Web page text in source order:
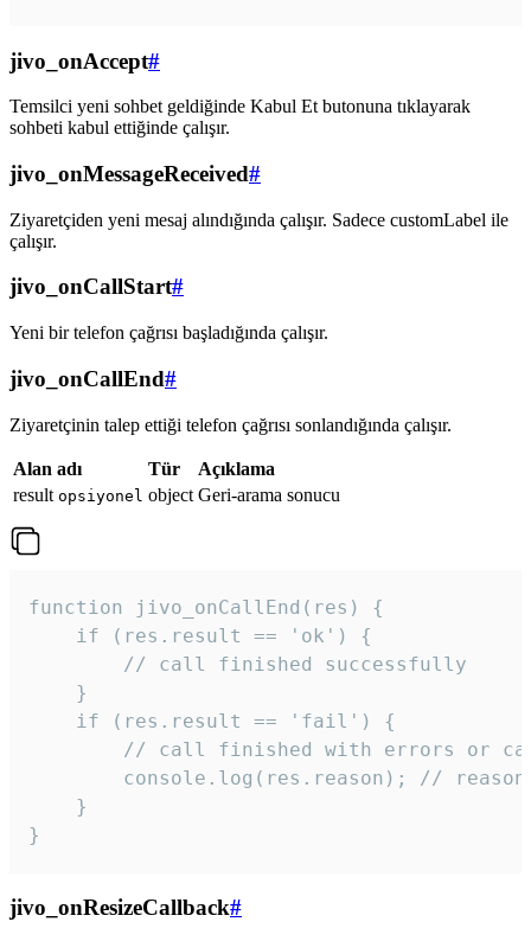
jivo_onAccept#
Temsilci yeni sohbet geldiğinde Kabul Et butonuna tıklayarak
sohbeti kabul ettiğinde çalışır.
jivo_onMessageReceived#
Ziyaretçiden yeni mesaj alındığında çalışır. Sadece customLabel ile
çalışır.
jivo_onCallStart#
Yeni bir telefon çağrısı başladığında çalışır.
jivo_onCallEnd#
Ziyaretçinin talep ettiği telefon çağrısı sonlandığında çalışır.
Alan adı Tür
Açıklama
result opsiyonel object Geri-arama sonucu
function jivo_onCallEnd(res) {
    if (res.result == 'ok') {
        // call finished successfully
    }
    if (res.result == 'fail') {
// call finished with errors or
console.log(res.reason); //
    }
}
jivo_onResizeCallback#